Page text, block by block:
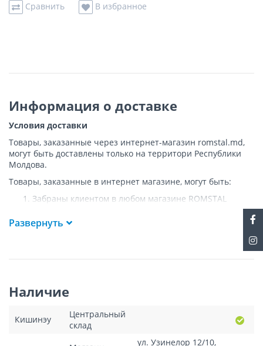
Сравнить В избранное
Информация о доставке
Условия доставки
Товары, заказанные через интернет-магазин romstal.md,
могут быть доставлены только на территори Республики
Молдова.
Товары, заказанные в интернет магазине, могут быть:
Забраны клиентом в любом магазине ROMSTAL
Доставлены клиенту ROMSTAL по указанному адресу
на следующих условиях:
грузовой машины.
осуществляется.
Доставки осуществляются на транспорте ROMSTAL, а
в исключительных случаях - курьерской почтой.
Развернуть
Наличие
Кишинэу
Центральный
склад
ул. Узинелор 12/10,